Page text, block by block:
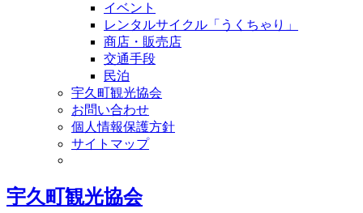
イベント
レンタルサイクル「うくちゃり」
商店・販売店
交通手段
民泊
宇久町観光協会
お問い合わせ
個人情報保護方針
サイトマップ
宇久町観光協会